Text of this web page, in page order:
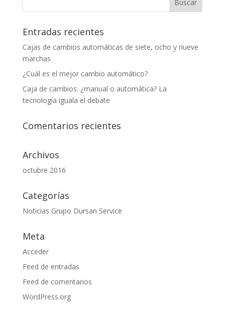
Entradas recientes
Cajas de cambios automáticas de siete, ocho y nueve
marchas
¿Cuál es el mejor cambio automático?
Caja de cambios: ¿manual o automática? La
tecnología iguala el debate
Comentarios recientes
Archivos
octubre 2016
Categorías
Noticias Grupo Dursan Service
Meta
Acceder
Feed de entradas
Feed de comentarios
WordPress.org